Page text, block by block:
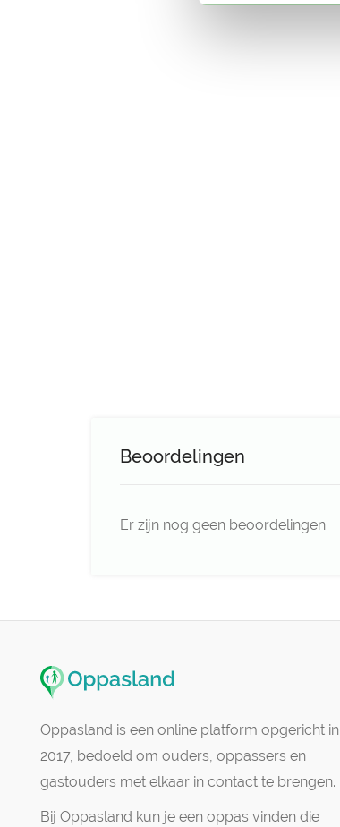
Beoordelingen
Er zijn nog geen beoordelingen
Oppasland is een online platform opgericht in
2017, bedoeld om ouders, oppassers en
gastouders met elkaar in contact te brengen.
Bij Oppasland kun je een oppas vinden die